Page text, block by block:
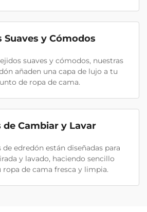
Suaves y Cómodos
suaves y cómodos, nuestras
añaden una capa de lujo a tu
de ropa de cama.
de Cambiar y Lavar
de edredón están diseñadas para
y lavado, haciendo sencillo
de cama fresca y limpia.